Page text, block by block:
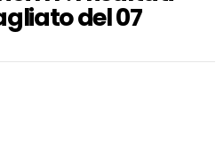
del 07